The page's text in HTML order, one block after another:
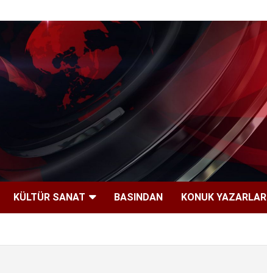
KÜLTÜR SANAT BASINDAN KONUK YAZARLAR